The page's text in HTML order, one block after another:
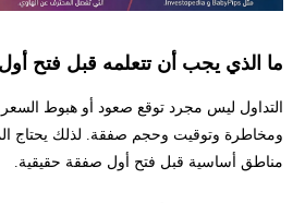
ما الذي يجب أن تتعلمه قبل فتح
التداول ليس مجرد توقع صعود أو هبوط
ومخاطرة وتوقيت وحجم صفقة. لذلك يحتاج
مناطق أساسية قبل فتح أول صفقة حقيقية.